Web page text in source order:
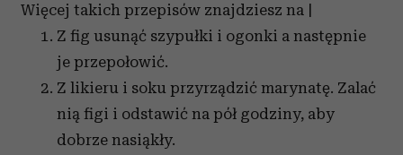
Więcej takich przepisów znajdziesz na |
Z fig usunąć szypułki i ogonki a następnie
je przepołowić.
Z likieru i soku przyrządzić marynatę. Zalać
nią figi i odstawić na pół godziny, aby
dobrze nasiąkły.